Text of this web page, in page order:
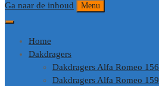
Ga naar de inhoud
Menu
Home
Dakdragers
Dakdragers Alfa Romeo 156
Dakdragers Alfa Romeo 159